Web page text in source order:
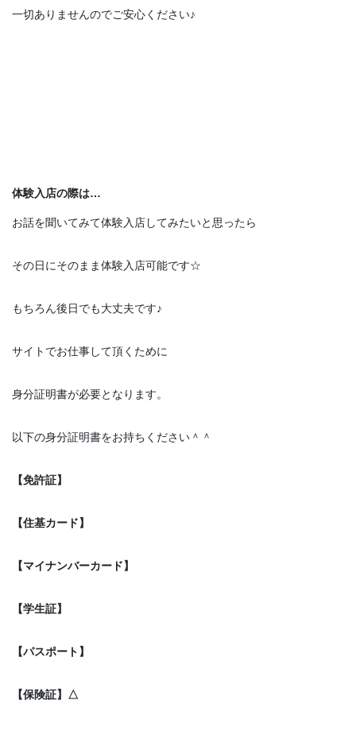
一切ありませんのでご安心ください♪
体験入店の際は…
お話を聞いてみて体験入店してみたいと思ったら
その日にそのまま体験入店可能です☆
もちろん後日でも大丈夫です♪
サイトでお仕事して頂くために
身分証明書が必要となります。
以下の身分証明書をお持ちください＾＾
【免許証】
【住基カード】
【マイナンバーカード】
【学生証】
【パスポート】
【保険証】△